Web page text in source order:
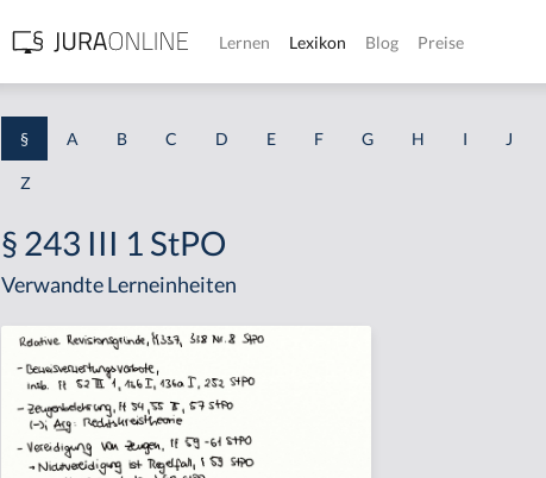
Lernen Lexikon Blog Preise
§ A B C D E F G H I J
Z
§ 243 III 1 StPO
Verwandte Lerneinheiten